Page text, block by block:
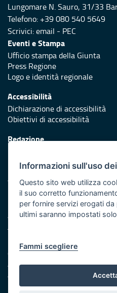
Lungomare N. Sauro, 31/33
Telefono: +39 080 540 5649
Scrivici:email - PEC
Eventi e Stampa
Ufficio stampa della Giunta
Press Regione
Logo e identità regionale
Accessibilità
Dichiarazione di accessibilità
Obiettivi di accessibilità
Redazione
Protezione civile
Vai al sito di Protezione Civile
Iniziativa finanziata con
Asse XI
Note legali
Cookie e privacy
Amministrazione trasparente
Atti di notifica
Feed RSS
Informazioni sull'uso
Questo sito web utilizza
il suo corretto
per fornire servizi erogati
ultimi saranno impostati
Fammi scegliere